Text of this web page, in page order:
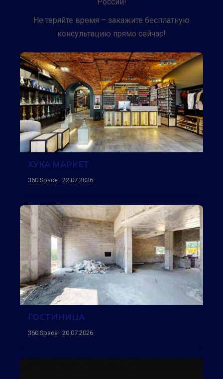
Не теряйте время – закажите бесплатную
консультацию прямо сейчас!
ХУКА МАРКЕТ
360 Space · 22.07.2026
ГОСТИНИЦА
360 Space · 20.07.2026